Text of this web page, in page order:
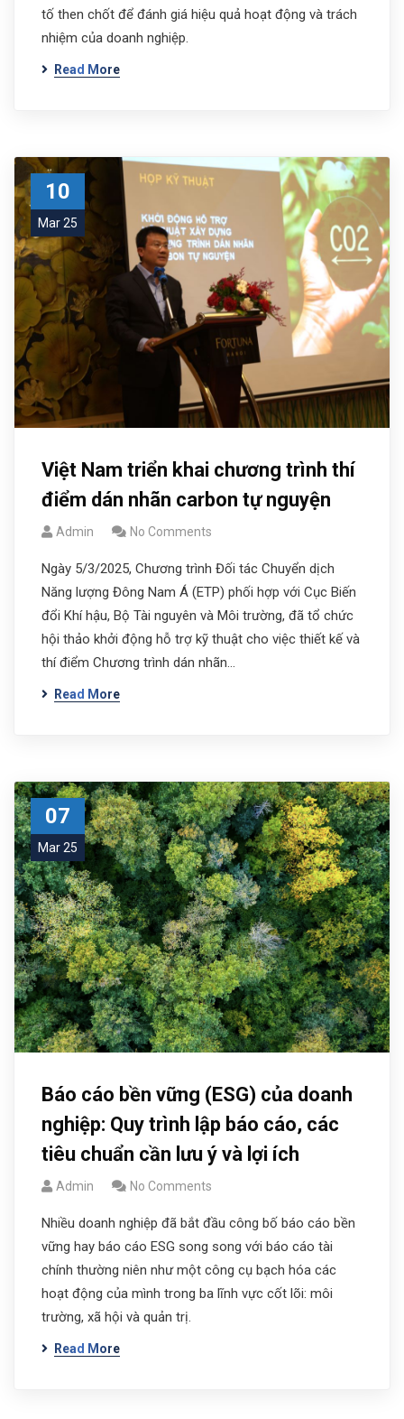
tố then chốt để đánh giá hiệu quả hoạt động và trách
nhiệm của doanh nghiệp.
Read More
10
Mar 25
Việt Nam triển khai chương trình thí
điểm dán nhãn carbon tự nguyện
Admin No Comments
Ngày 5/3/2025, Chương trình Đối tác Chuyển dịch
Năng lượng Đông Nam Á (ETP) phối hợp với Cục Biến
đổi Khí hậu, Bộ Tài nguyên và Môi trường, đã tổ chức
hội thảo khởi động hỗ trợ kỹ thuật cho việc thiết kế và
thí điểm Chương trình dán nhãn…
Read More
07
Mar 25
Báo cáo bền vững (ESG) của doanh
nghiệp: Quy trình lập báo cáo, các
tiêu chuẩn cần lưu ý và lợi ích
Admin No Comments
Nhiều doanh nghiệp đã bắt đầu công bố báo cáo bền
vững hay báo cáo ESG song song với báo cáo tài
chính thường niên như một công cụ bạch hóa các
hoạt động của mình trong ba lĩnh vực cốt lõi: môi
trường, xã hội và quản trị.
Read More